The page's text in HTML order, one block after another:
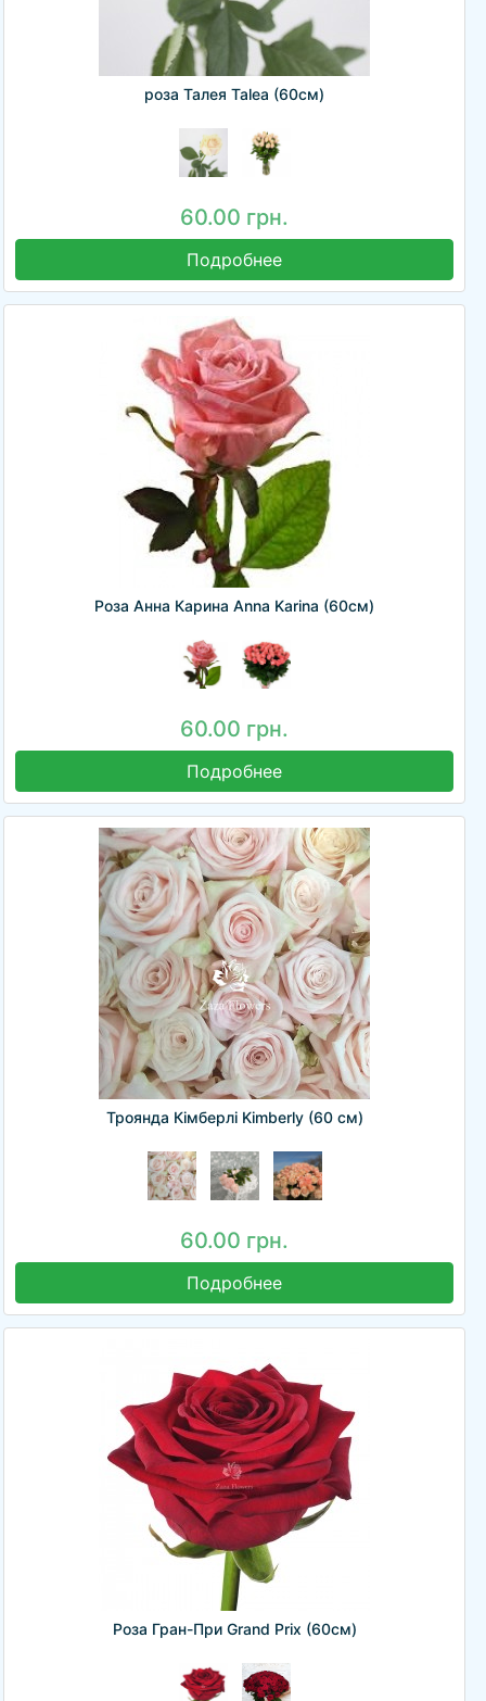
роза Талея Talea (60см)
60.00 грн.
Подробнее
Роза Анна Карина Anna Karina (60см)
60.00 грн.
Подробнее
Троянда Кімберлі Kimberly (60 см)
60.00 грн.
Подробнее
Роза Гран-При Grand Prix (60см)